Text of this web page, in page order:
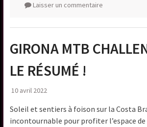
Laisser un commentaire
GIRONA MTB
LE RÉSUMÉ !
10 avril 2022
Soleil et sentiers à foison sur la Costa
incontournable pour profiter l’espace de